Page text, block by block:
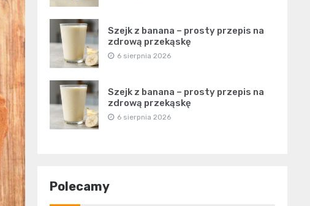
Szejk z banana – prosty przepis na
zdrową przekąskę
6 sierpnia 2026
Szejk z banana – prosty przepis na
zdrową przekąskę
6 sierpnia 2026
Polecamy